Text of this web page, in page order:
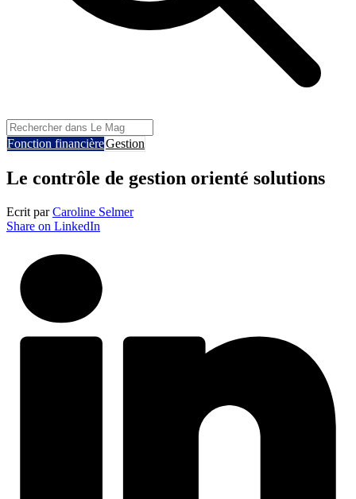
Fonction financièreGestion
Le contrôle de gestion orienté solutions
Ecrit parCaroline Selmer
Share on LinkedIn